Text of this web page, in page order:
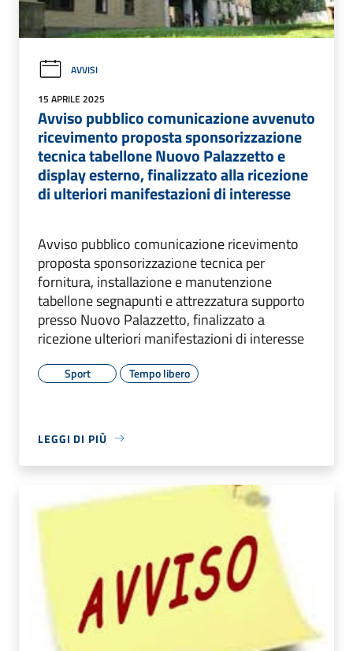
AVVISI
15 APRILE 2025
Avviso pubblico comunicazione avvenuto
ricevimento proposta sponsorizzazione
tecnica tabellone Nuovo Palazzetto e
display esterno, finalizzato alla ricezione
di ulteriori manifestazioni di interesse
Avviso pubblico comunicazione ricevimento
proposta sponsorizzazione tecnica per
fornitura, installazione e manutenzione
tabellone segnapunti e attrezzatura supporto
presso Nuovo Palazzetto, finalizzato a
ricezione ulteriori manifestazioni di interesse
Sport Tempo libero
LEGGI DI PIÙ